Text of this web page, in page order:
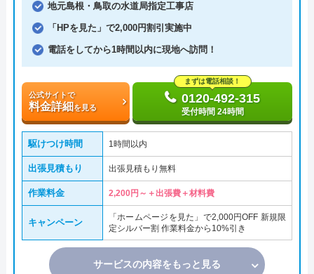
地元島根・鳥取の水道局指定工事店
「HPを見た」で2,000円割引実施中
電話をしてから1時間以内に現地へ訪問！
公式サイトで
料金詳細を見る
まずは電話相談！
0120-492-315
受付時間 24時間
駆けつけ時間 1時間以内
出張見積もり 出張見積もり無料
作業料金 2,200円～＋出張費＋材料費
キャンペーン
「ホームページを見た」で2,000円OFF 新規限
定シルバー割 作業料金から10%引き
サービスの内容をもっと見る